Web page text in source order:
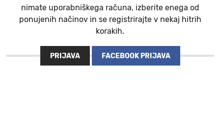
nimate uporabniškega računa, izberite enega od
ponujenih načinov in se registrirajte v nekaj hitrih
korakih.
PRIJAVA FACEBOOK PRIJAVA